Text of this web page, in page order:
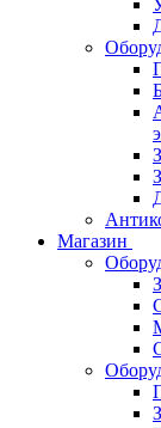
Магазин